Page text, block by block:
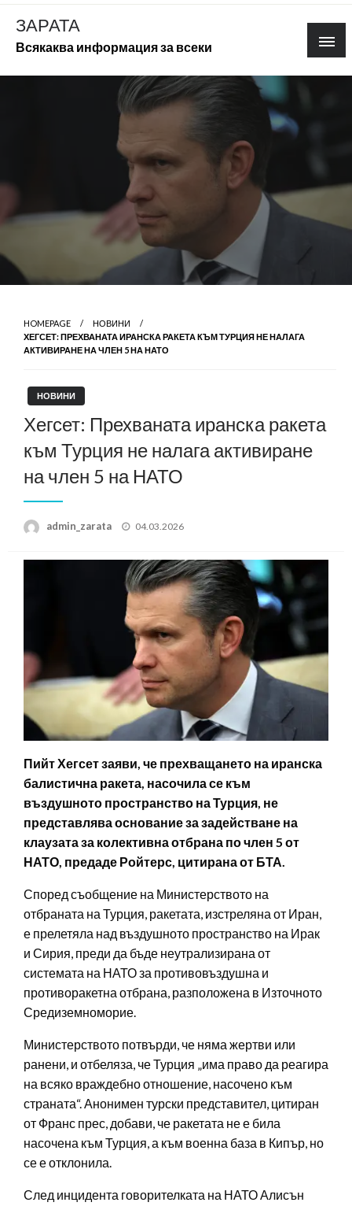
Skip
content
ЗАРАТА
Всякаква информация за всеки
HOMEPAGE
НОВИНИ
ХЕГСЕТ: ПРЕХВАНАТА ИРАНСКА РАКЕТА КЪМ ТУРЦИЯ НЕ НАЛАГА
АКТИВИРАНЕ НА ЧЛЕН 5 НА НАТО
НОВИНИ
Хегсет: Прехваната иранска ракета
към Турция не налага активиране
на член 5 на НАТО
admin_zarata
Posted
04.03.2026
Пийт Хегсет заяви, че прехващането на иранска
балистична ракета, насочила се към
въздушното пространство на Турция, не
представлява основание за задействане на
клаузата за колективна отбрана по член 5 от
НАТО, предаде Ройтерс, цитирана от БТА.
Според съобщение на Министерството на
отбраната на Турция, ракетата, изстреляна от Иран,
е прелетяла над въздушното пространство на Ирак
и Сирия, преди да бъде неутрализирана от
системата на НАТО за противовъздушна и
противоракетна отбрана, разположена в Източното
Средиземноморие.
Министерството потвърди, че няма жертви или
ранени, и отбеляза, че Турция „има право да реагира
на всяко враждебно отношение, насочено към
страната“. Анонимен турски представител, цитиран
от Франс прес, добави, че ракетата не е била
насочена към Турция, а към военна база в Кипър, но
се е отклонила.
След инцидента говорителката на НАТО Алисън